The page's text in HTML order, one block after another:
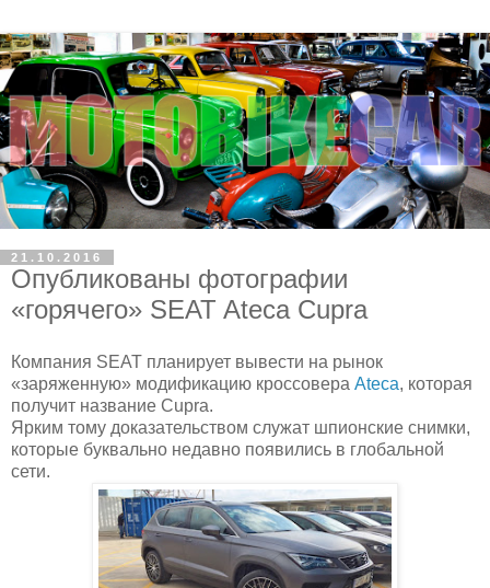
21.10.2016
Опубликованы фотографии
«горячего» SEAT Ateca Cupra
Компания SEAT планирует вывести на рынок
«заряженную» модификацию кроссовера Ateca, которая
получит название Cupra.
Ярким тому доказательством служат шпионские снимки,
которые буквально недавно появились в глобальной
сети.